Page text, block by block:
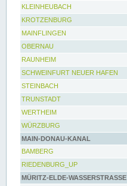
KLEINHEUBACH
KROTZENBURG
MAINFLINGEN
OBERNAU
RAUNHEIM
SCHWEINFURT NEUER HAFEN
STEINBACH
TRUNSTADT
WERTHEIM
WÜRZBURG
MAIN-DONAU-KANAL
BAMBERG
RIEDENBURG_UP
MÜRITZ-ELDE-WASSERSTRASSE